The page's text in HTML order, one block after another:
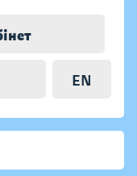
EN